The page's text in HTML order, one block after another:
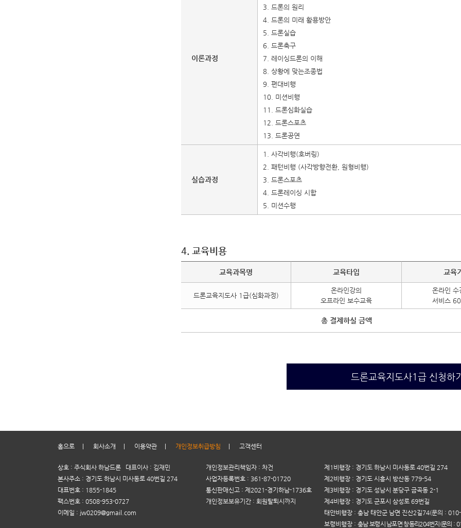
이론과정
3. 드론의 원리
4. 드론의 미래 활용방안
5. 드론실습
6. 드론축구
7. 레이싱드론의 이해
8. 상황에 맞는조종법
9. 편대비행
10. 미션비행
11. 드론심화실습
12. 드론스포츠
13. 드론공연
실습과정
1. 사각비행(호버링)
2. 패턴비행 (사각방향전환, 원형비행)
3. 드론스포츠
4. 드론레이싱 시합
5. 미션수행
4. 교육비용
교육과목명 교육타입 교육
드론교육지도사 1급(심화과정)
온라인강의
오프라인 보수교육
온라인
서비스
총 결제하실 금액
드론교육지도사1급 신청하기
홈으로 회사소개 이용약관 개인정보취급방침 고객센터
상호 : 주식회사 하남드론 대표이사 : 김재민
본사주소 : 경기도 하남시 미사동로 40번길 274
대표번호 : 1855-1845
팩스번호 : 0508-953-0727
이메일 : jw0209@gmail.com
개인정보관리책임자 : 차건
사업자등록번호 : 361-87-01720
통신판매신고 : 제2021-경기하남-1736호
개인정보보유기간 : 회원탈퇴시까지
제1비행장 : 경기도 하남시 미사동로 40번길 274
제2비행장 : 경기도 시흥시 방산동 779-54
제3비행장 : 경기도 성남시 분당구 금곡동 2-1
제4비행장 : 경기도 군포시 삼성로 69번길
태안비행장 : 충남 태안군 남면 진산2길74(문의 :
보령비행장 : 충남 보령시 남포면 창동리204번지(문의 :